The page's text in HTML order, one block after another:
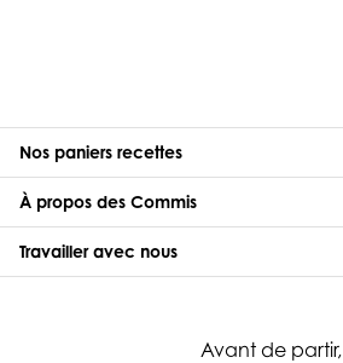
Nos paniers recettes
À propos des Commis
Travailler avec nous
Avant de partir,